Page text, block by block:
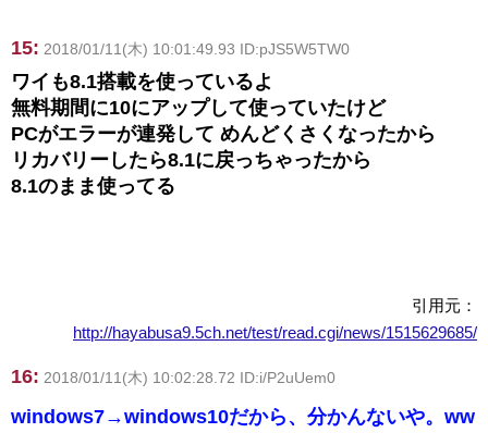
15: 2018/01/11(木) 10:01:49.93 ID:pJS5W5TW0
ワイも8.1搭載を使っているよ
無料期間に10にアップして使っていたけど
PCがエラーが連発して めんどくさくなったから
リカバリーしたら8.1に戻っちゃったから
8.1のまま使ってる
引用元：
http://hayabusa9.5ch.net/test/read.cgi/news/1515629685/
16: 2018/01/11(木) 10:02:28.72 ID:i/P2uUem0
windows7→windows10だから、分かんないや。ww